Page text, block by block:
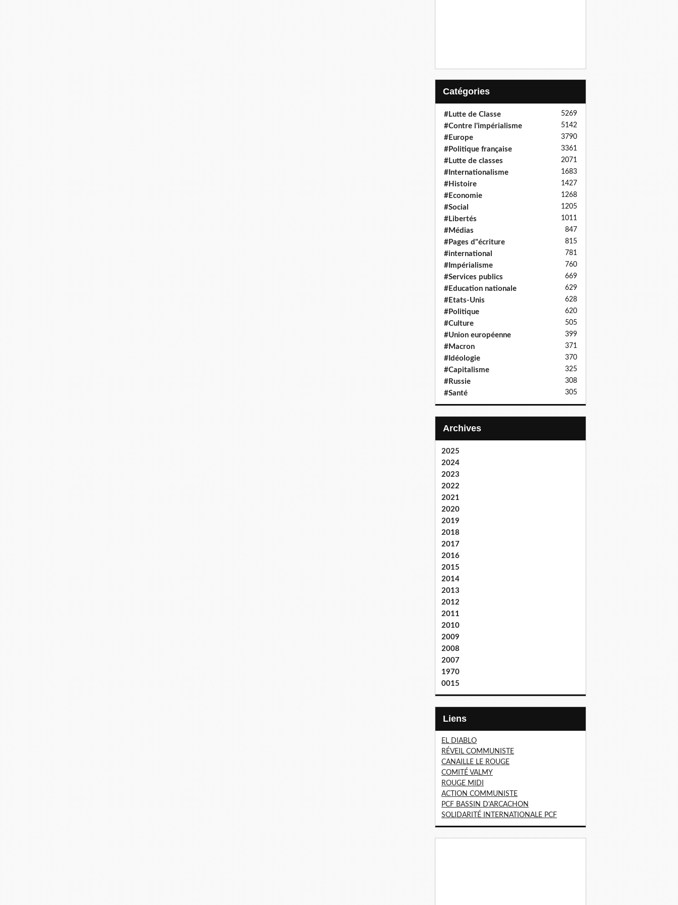
Catégories
#Lutte de Classe 5269
#Contre l'impérialisme 5142
#Europe 3790
#Politique française 3361
#Lutte de classes 2071
#Internationalisme 1683
#Histoire 1427
#Economie 1268
#Social 1205
#Libertés 1011
#Médias 847
#Pages d"écriture 815
#international 781
#Impérialisme 760
#Services publics 669
#Education nationale 629
#Etats-Unis 628
#Politique 620
#Culture 505
#Union européenne 399
#Macron 371
#Idéologie 370
#Capitalisme 325
#Russie 308
#Santé 305
Archives
2025
2024
2023
2022
2021
2020
2019
2018
2017
2016
2015
2014
2013
2012
2011
2010
2009
2008
2007
1970
0015
Liens
EL DIABLO
RÉVEIL COMMUNISTE
CANAILLE LE ROUGE
COMITÉ VALMY
ROUGE MIDI
ACTION COMMUNISTE
PCF BASSIN D'ARCACHON
SOLIDARITÉ INTERNATIONALE PCF